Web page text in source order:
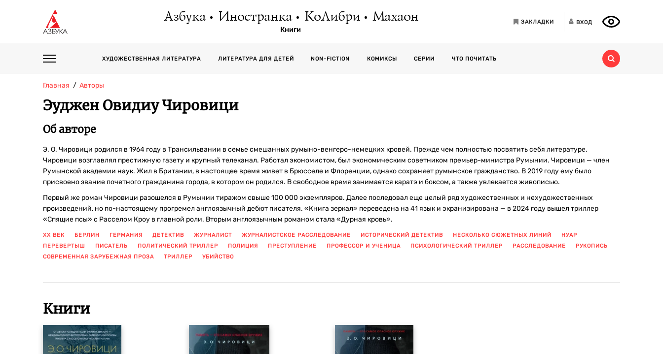
Азбука Иностранка КоЛибри Махаон
Книги
ЗАКЛАДКИ ВХОД
ХУДОЖЕСТВЕННАЯ ЛИТЕРАТУРА ЛИТЕРАТУРА ДЛЯ ДЕТЕЙ NON-FICTION КОМИКСЫ СЕРИИ ЧТО ПОЧИТАТЬ
Главная Авторы
Эуджен Овидиу Чировици
Об авторе
Э. О. Чировици родился в 1964 году в Трансильвании в семье смешанных румыно-венгеро-немецких кровей. Прежде чем полностью посвятить себя литературе,
Чировици возглавлял престижную газету и крупный телеканал. Работал экономистом, был экономическим советником премьер-министра Румынии. Чировици — член
Румынской академии наук. Жил в Британии, в настоящее время живет в Брюсселе и Флоренции, однако сохраняет румынское гражданство. В 2019 году ему было
присвоено звание почетного гражданина города, в котором он родился. В свободное время занимается каратэ и боксом, а также увлекается живописью.
Первый же роман Чировици разошелся в Румынии тиражом свыше 100 000 экземпляров. Далее последовал еще целый ряд художественных и нехудожественных
произведений, но по-настоящему прогремел англоязычный дебют писателя. «Книга зеркал» переведена на 41 язык и экранизирована — в 2024 году вышел триллер
«Спящие псы» с Расселом Кроу в главной роли. Вторым англоязычным романом стала «Дурная кровь».
XX ВЕК БЕРЛИН ГЕРМАНИЯ ДЕТЕКТИВ ЖУРНАЛИСТ ЖУРНАЛИСТСКОЕ РАССЛЕДОВАНИЕ ИСТОРИЧЕСКИЙ ДЕТЕКТИВ НЕСКОЛЬКО СЮЖЕТНЫХ ЛИНИЙ
НУАР
ПЕРЕВЕРТЫШ
ПИСАТЕЛЬ ПОЛИТИЧЕСКИЙ ТРИЛЛЕР ПОЛИЦИЯ ПРЕСТУПЛЕНИЕ ПРОФЕССОР И УЧЕНИЦА ПСИХОЛОГИЧЕСКИЙ ТРИЛЛЕР РАССЛЕДОВАНИЕ
РУКОПИСЬ
СОВРЕМЕННАЯ ЗАРУБЕЖНАЯ ПРОЗА
ТРИЛЛЕР УБИЙСТВО
Книги